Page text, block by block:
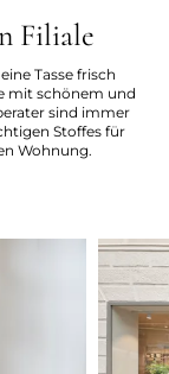
Filiale
Tasse frisch
mit schönem und
sind immer
Stoffes für
Wohnung.